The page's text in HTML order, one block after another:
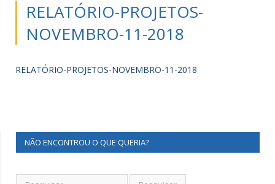
RELATÓRIO-PROJETOS-
NOVEMBRO-11-2018
RELATÓRIO-PROJETOS-NOVEMBRO-11-2018
NÃO ENCONTROU O QUE QUERIA?